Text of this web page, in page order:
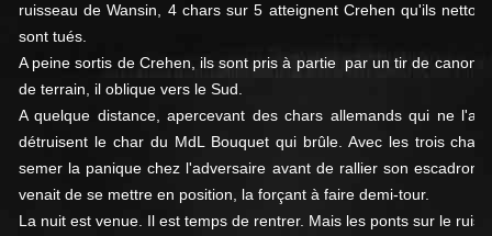
ruisseau de Wansin, 4 chars sur 5 atteignent Crehen qu'ils
sont tués.
A peine sortis de Crehen, ils sont pris à partie par un tir de
de terrain, il oblique vers le Sud.
A quelque distance, apercevant des chars allemands qui ne
détruisent le char du MdL Bouquet qui brûle. Avec les trois
semer la panique chez l'adversaire avant de rallier son
venait de se mettre en position, la forçant à faire demi-tour.
La nuit est venue. Il est temps de rentrer. Mais les ponts sur le